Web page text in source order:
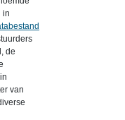
in
de
van